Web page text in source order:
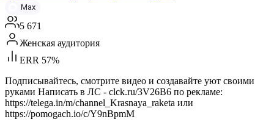
Max
5 671
Женская аудитория
ERR 57%
Подписывайтесь, смотрите видео и создавайте уют своими
руками Написать в ЛС - clck.ru/3V26B6 по рекламе:
https://telega.in/m/channel_Krasnaya_raketa или
https://pomogach.io/c/Y9nBpmM